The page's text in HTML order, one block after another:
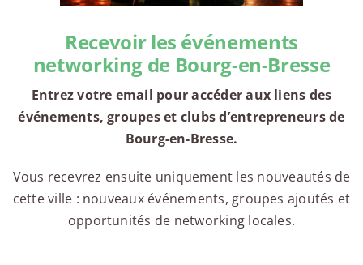
Recevoir les événements
networking de Bourg-en-Bresse
Entrez votre email pour accéder aux liens des
événements, groupes et clubs d’entrepreneurs de
Bourg-en-Bresse.
Vous recevrez ensuite uniquement les nouveautés de
cette ville : nouveaux événements, groupes ajoutés et
opportunités de networking locales.